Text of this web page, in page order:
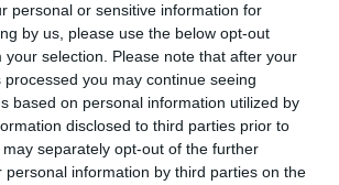
personal or sensitive information for
by us, please use the below opt-out
your selection. Please note that after your
you may continue seeing
based on personal information utilized by
disclosed to third parties prior to
separately opt-out of the further
personal information by third parties on the